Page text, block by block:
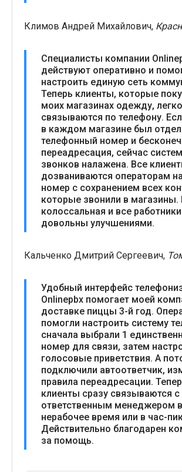
Климов Андрей Михайлович,
Специалисты компании
действуют оперативно и
настроить единую сеть
Теперь клиенты, которые
моих магазинах одежду, легко
связываются по телефону.
в каждом магазине был
телефонный номер и
переадресация, сейчас
звонков налажена. Все
дозваниваются операторам
номер с сохранением всех
которые звонили в магазины.
колоссальная и все работники
довольны улучшениями.
Кальченко Дмитрий Сергеевич,
Удобный интерфейс
Onlinepbx помогает моей
доставке пиццы 3-й год.
помогли настроить систему
сначала выбрали 1
номер для связи, затем
голосовые приветствия. А
подключили автоответчик,
правила переадресации.
клиенты сразу связываются с
ответственным менеджером в
нерабочее время или в час-
Действительно благодарен
за помощь.